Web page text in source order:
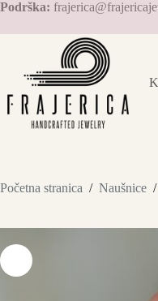
Preskoči
sadržaj
Podrška:
Početna stranica / Naušnice /